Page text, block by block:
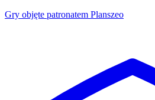
Gry objęte patronatem Planszeo